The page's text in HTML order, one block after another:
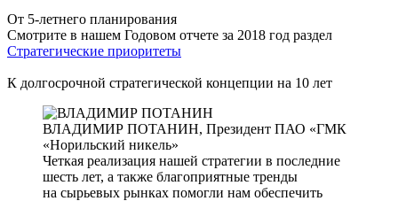
От 5-летнего планирования
Смотрите в нашем Годовом отчете за 2018 год раздел
Стратегические приоритеты
К долгосрочной стратегической концепции на 10 лет
ВЛАДИМИР ПОТАНИН, Президент ПАО «ГМК
«Норильский никель»
Четкая реализация нашей стратегии в последние
шесть лет, а также благоприятные тренды
на сырьевых рынках помогли нам обеспечить